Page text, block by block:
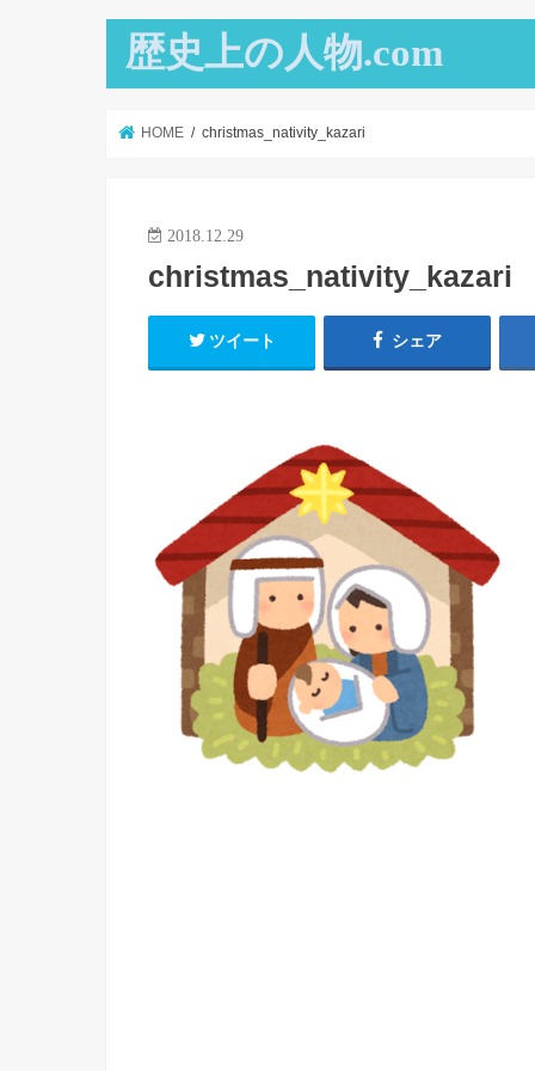
歴史上の人物.com
HOME christmas_nativity_kazari
2018.12.29
christmas_nativity_kazari
ツイート シェア